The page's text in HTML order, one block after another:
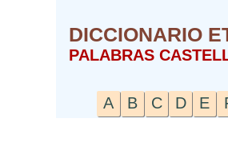
DICCIONARIO
PALABRAS
A B C D E